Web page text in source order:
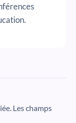
Les champs